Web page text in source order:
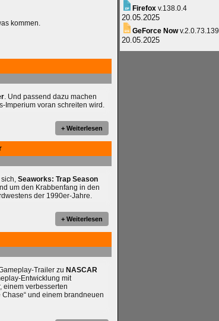
kommen.
. Und passend dazu machen
Imperium voran schreiten wird.
+ Weiterlesen
Seaworks: Trap Season
um den Krabbenfang in den
der 1990er-Jahre.
+ Weiterlesen
Trailer zu NASCAR
Entwicklung mit
einem verbesserten
und einem brandneuen
Firefox v.138.0.4
20.05.2025
GeForce Nowv.2.0.73.139
20.05.2025